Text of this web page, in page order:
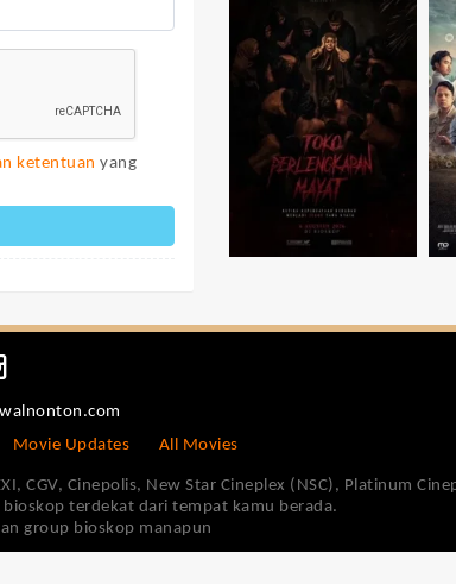
ketentuan yang
Movie Updates All Movies
Cinepolis, New Star Cineplex (NSC), Platinum
terdekat dari tempat kamu berada.
group bioskop manapun